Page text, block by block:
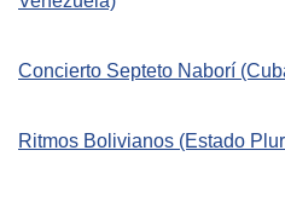
Publicaciones
OPORTUNIDADES
Concierto Septeto Naborí
Ritmos Bolivianos (Estado